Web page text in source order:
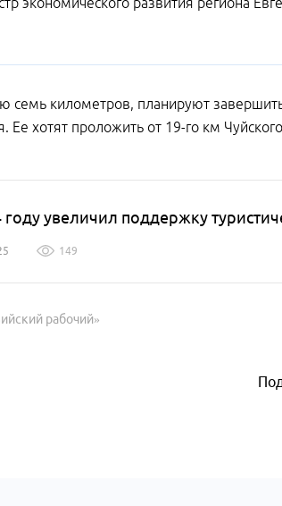
семь километров, планируют
Ее хотят проложить от 19-го км
году увеличил поддержку
149
рабочий»